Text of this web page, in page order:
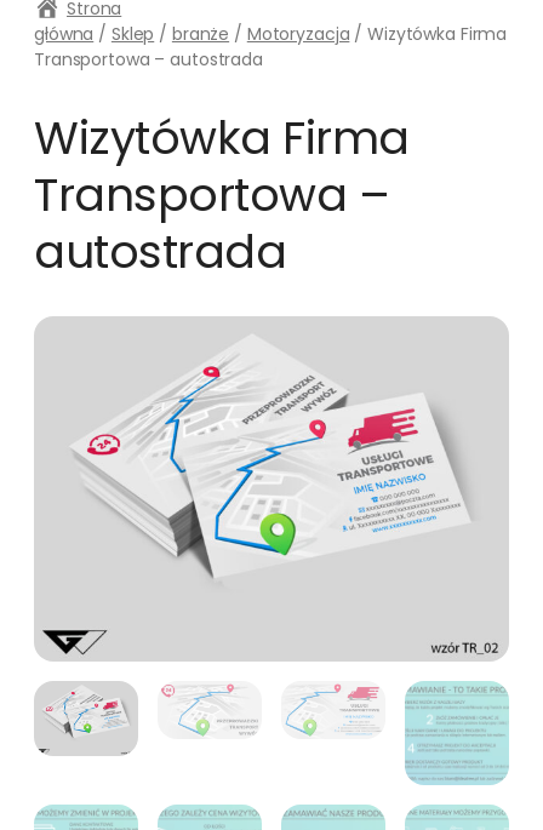
Strona
główna / Sklep / branże / Motoryzacja / Wizytówka Firma
Transportowa – autostrada
Wizytówka Firma
Transportowa –
autostrada